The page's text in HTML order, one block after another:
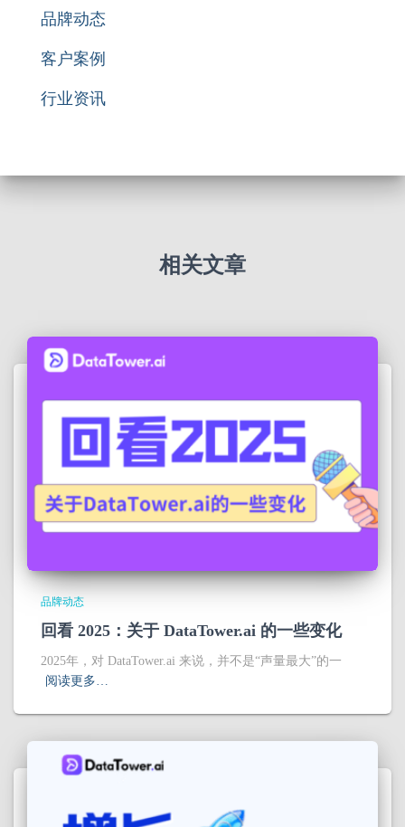
品牌动态
客户案例
行业资讯
相关文章
品牌动态
回看 2025：关于 DataTower.ai 的一些变化
2025年，对 DataTower.ai 来说，并不是“声量最大”的一
阅读更多…